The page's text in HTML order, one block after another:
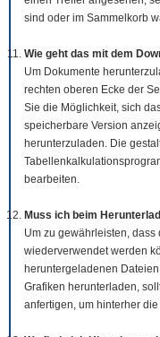
sind oder im Sammelkorb
Wie geht das mit dem
Um Dokumente
rechten oberen Ecke der
Sie die Möglichkeit, sich
speicherbare Version
herunterzuladen. Die
bearbeiten.
Muss ich beim
Um zu gewährleisten, dass
wiederverwendet werden
heruntergeladenen
Grafiken herunterladen,
anfertigen, um hinterher